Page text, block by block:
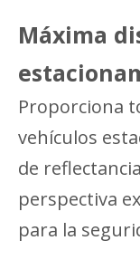
Máxima
Proporciona
vehículos
de
perspectiva
para la